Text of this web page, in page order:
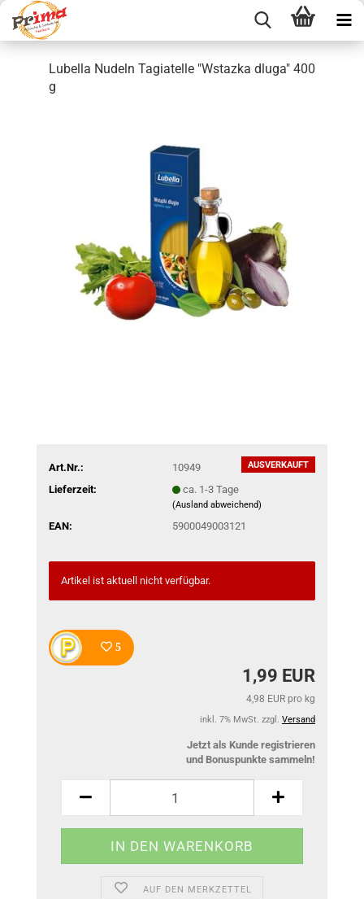
Lubella Nudeln Tagiatelle "Wstazka dluga" 400
g
AUSVERKAUFT
Art.Nr.:
10949
Lieferzeit:
ca. 1-3 Tage
(Ausland abweichend)
EAN: 5900049003121
Artikel ist aktuell nicht verfügbar.
5
1,99 EUR
4,98 EUR pro kg
inkl. 7% MwSt. zzgl. Versand
Jetzt als Kunde registrieren
und Bonuspunkte sammeln!
AUF DEN MERKZETTEL